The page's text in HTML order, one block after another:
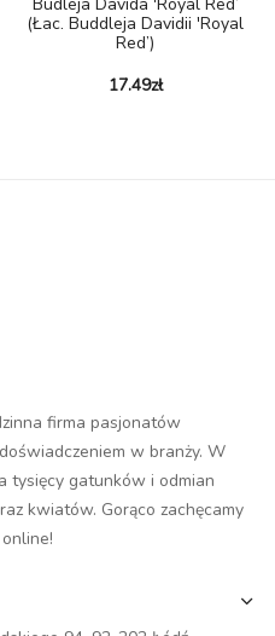
(łac. Buddleja Davidii 'Royal
Red’)
17.49zł
firma pasjonatów
w branży. W
tysięcy gatunków i odmian
kwiatów. Gorąco zachęcamy
!